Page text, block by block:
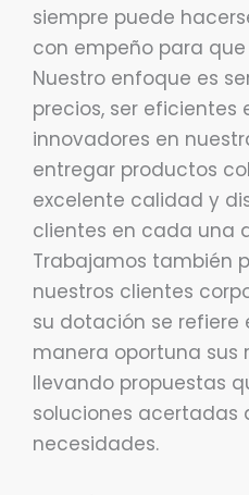
siempre puede
con empeño para
Nuestro enfoque es
precios, ser eficientes
innovadores en
entregar productos
excelente calidad y
clientes en cada una
Trabajamos también
nuestros clientes
su dotación se refiere
manera oportuna sus
llevando propuestas
soluciones acertadas
necesidades.